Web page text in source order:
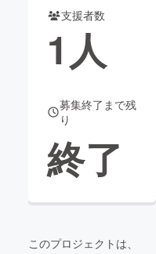
CAMPFIRE Creation
ya コミュニティ
支援者数
1人
募集終了まで残
り
終了
このプロジェクトは、